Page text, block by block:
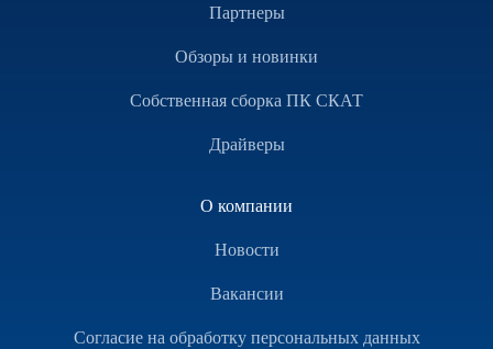
Партнеры
Обзоры и новинки
Собственная сборка ПК СКАТ
Драйверы
О компании
Новости
Вакансии
Согласие на обработку персональных данных